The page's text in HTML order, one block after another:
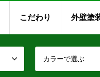
こだわり 外壁塗
カラーで選ぶ